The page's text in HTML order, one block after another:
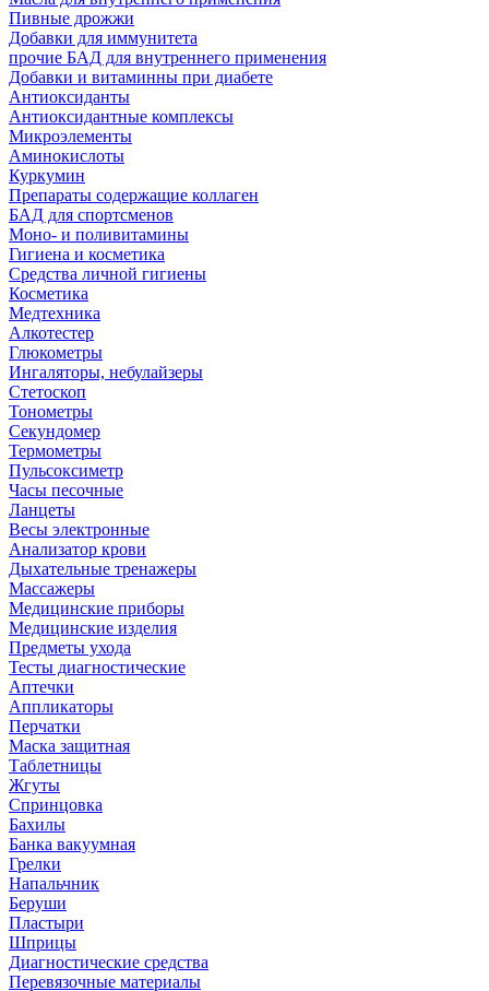
Пивные дрожжи
Добавки для иммунитета
прочие БАД для внутреннего применения
Добавки и витаминны при диабете
Антиоксиданты
Антиоксидантные комплексы
Микроэлементы
Аминокислоты
Куркумин
Препараты содержащие коллаген
БАД для спортсменов
Моно- и поливитамины
Гигиена и косметика
Средства личной гигиены
Косметика
Медтехника
Алкотестер
Глюкометры
Ингаляторы, небулайзеры
Стетоскоп
Тонометры
Секундомер
Термометры
Пульсоксиметр
Часы песочные
Ланцеты
Весы электронные
Анализатор крови
Дыхательные тренажеры
Массажеры
Медицинские приборы
Медицинские изделия
Предметы ухода
Тесты диагностические
Аптечки
Аппликаторы
Перчатки
Маска защитная
Таблетницы
Жгуты
Спринцовка
Бахилы
Банка вакуумная
Грелки
Напальчник
Беруши
Пластыри
Шприцы
Диагностические средства
Перевязочные материалы